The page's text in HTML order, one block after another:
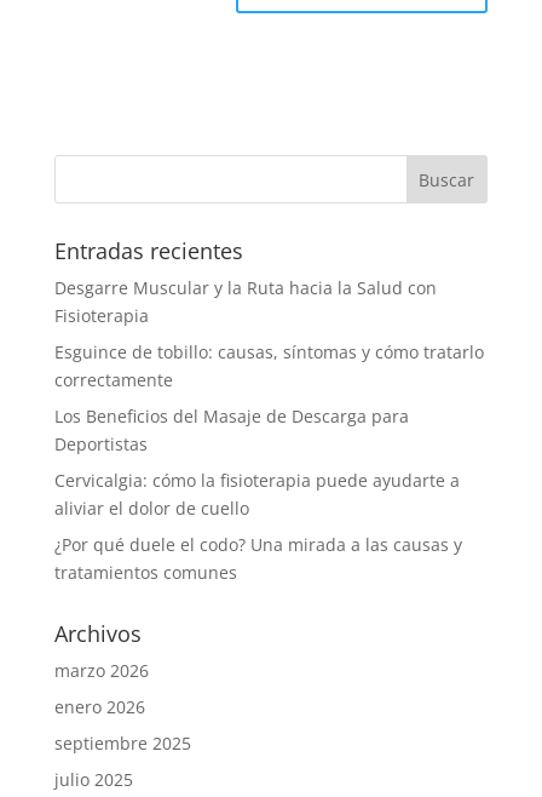
Entradas recientes
Desgarre Muscular y la Ruta hacia la Salud con
Fisioterapia
Esguince de tobillo: causas, síntomas y cómo tratarlo
correctamente
Los Beneficios del Masaje de Descarga para
Deportistas
Cervicalgia: cómo la fisioterapia puede ayudarte a
aliviar el dolor de cuello
¿Por qué duele el codo? Una mirada a las causas y
tratamientos comunes
Archivos
marzo 2026
enero 2026
septiembre 2025
julio 2025